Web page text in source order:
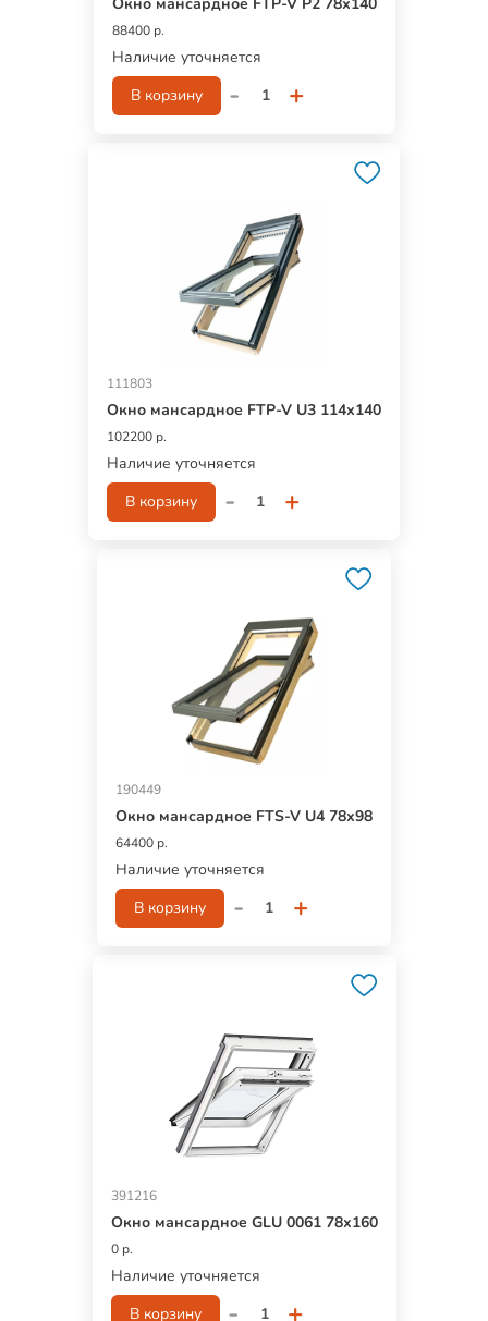
88400 р.
Наличие уточняется
В корзину
- +
111803
Окно мансардное FTP-V U3 114х140
102200 р.
Наличие уточняется
В корзину
- +
190449
Окно мансардное FTS-V U4 78х98
64400 р.
Наличие уточняется
В корзину
- +
391216
Окно мансардное GLU 0061 78х160
0 р.
Наличие уточняется
В корзину
- +